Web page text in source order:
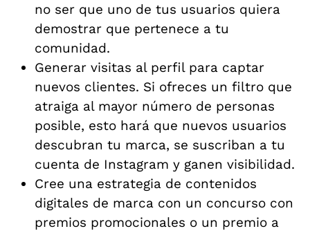
no ser que uno de tus usuarios quiera
demostrar que pertenece a tu
comunidad.
Generar visitas al perfil para captar
nuevos clientes. Si ofreces un filtro que
atraiga al mayor número de personas
posible, esto hará que nuevos usuarios
descubran tu marca, se suscriban a tu
cuenta de Instagram y ganen visibilidad.
Cree una estrategia de contenidos
digitales de marca con un concurso con
premios promocionales o un premio a